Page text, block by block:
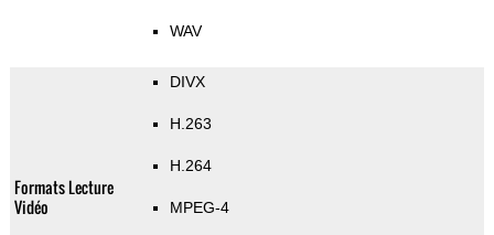
WAV
Formats Lecture
Vidéo
DIVX
H.263
H.264
MPEG-4